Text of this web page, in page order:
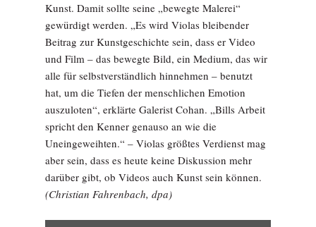
Kunst. Damit sollte seine „bewegte Malerei“
gewürdigt werden. „Es wird Violas bleibender
Beitrag zur Kunstgeschichte sein, dass er Video
und Film – das bewegte Bild, ein Medium, das wir
alle für selbstverständlich hinnehmen – benutzt
hat, um die Tiefen der menschlichen Emotion
auszuloten“, erklärte Galerist Cohan. „Bills Arbeit
spricht den Kenner genauso an wie die
Uneingeweihten.“ – Violas größtes Verdienst mag
aber sein, dass es heute keine Diskussion mehr
darüber gibt, ob Videos auch Kunst sein können.
(Christian Fahrenbach, dpa)